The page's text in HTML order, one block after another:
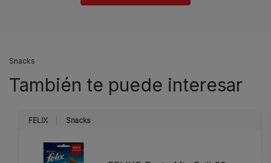
Snacks
También te puede interesar
FELIX Snacks